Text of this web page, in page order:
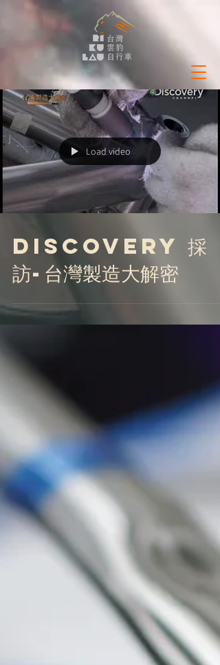
Load video
Discovery 採
訪-台灣製造大解密